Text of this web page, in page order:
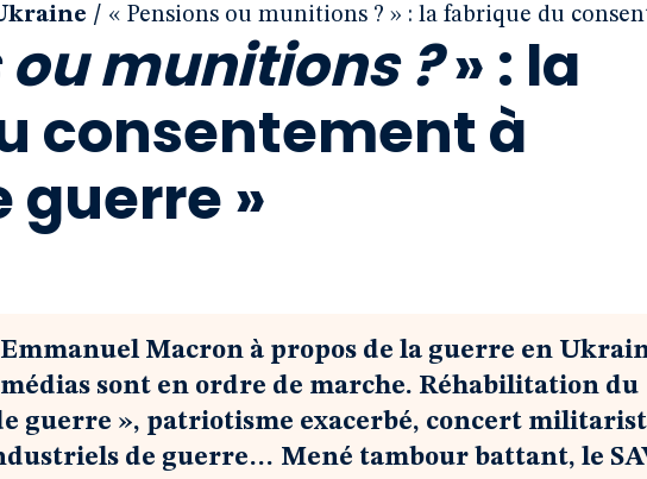
/ « Pensions ou munitions ? » : la fabrique du
munitions ?» : la
consentement à
guerre »
Macron à propos de la guerre en
sont en ordre de marche. Réhabilitation du
guerre », patriotisme exacerbé, concert
de guerre… Mené tambour battant, le